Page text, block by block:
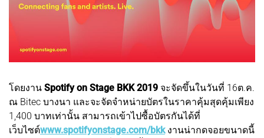
โดยงาน Spotify on Stage BKK 2019 จะจัดขึ้นในวันที่ 16ต.ค.
ณ Bitec บางนา และจะจัดจำหน่ายบัตรในราคาคุ้มสุดคุ้มเพียง
1,400 บาทเท่านั้น สามารถเข้าไปซื้อบัตรกันได้ที่
เว็บไซต์www.spotifyonstage.com/bkkงานน่ากดจอยขนาดนี้